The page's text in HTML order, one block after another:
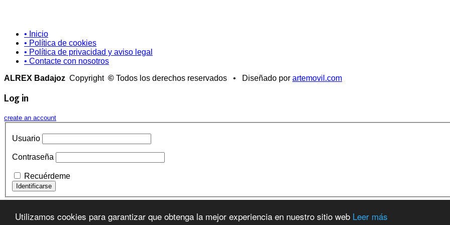
Utilizamos cookies para garantizar que obtenga la mejor experiencia en nuestro sitio web Leer más
• Inicio
• Política de cookies
• Política de privacidad y aviso legal
• Contacte con nosotros
ALREX Badajoz Copyright © Todos los derechos reservados • Diseñado por artemovil.com
Log in
create an account
Usuario
Contraseña
Recuérdeme
¿Recordar usuario?